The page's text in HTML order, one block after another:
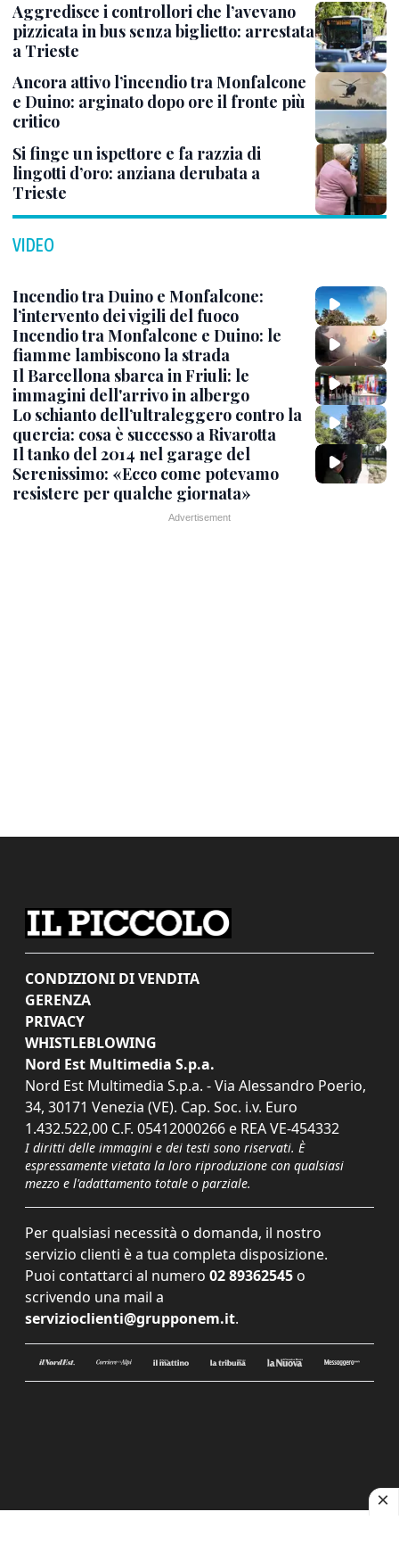
Aggredisce i controllori che l’avevano
pizzicata in bus senza biglietto: arrestata
a Trieste
Ancora attivo l’incendio tra Monfalcone
e Duino: arginato dopo ore il fronte più
critico
Si finge un ispettore e fa razzia di
lingotti d’oro: anziana derubata a
Trieste
VIDEO
Incendio tra Duino e Monfalcone:
l’intervento dei vigili del fuoco
Incendio tra Monfalcone e Duino: le
fiamme lambiscono la strada
Il Barcellona sbarca in Friuli: le
immagini dell'arrivo in albergo
Lo schianto dell’ultraleggero contro la
quercia: cosa è successo a Rivarotta
Il tanko del 2014 nel garage del
Serenissimo: «Ecco come potevamo
resistere per qualche giornata»
CONDIZIONI DI VENDITA
GERENZA
PRIVACY
WHISTLEBLOWING
Nord Est Multimedia S.p.a.
Nord Est Multimedia S.p.a. - Via Alessandro Poerio,
34, 30171 Venezia (VE). Cap. Soc. i.v. Euro
1.432.522,00 C.F. 05412000266 e REA VE-454332
I diritti delle immagini e dei testi sono riservati. È
espressamente vietata la loro riproduzione con qualsiasi
mezzo e l'adattamento totale o parziale.
Per qualsiasi necessità o domanda, il nostro
servizio clienti è a tua completa disposizione.
Puoi contattarci al numero 02 89362545 o
scrivendo una mail a
servizioclienti@grupponem.it.